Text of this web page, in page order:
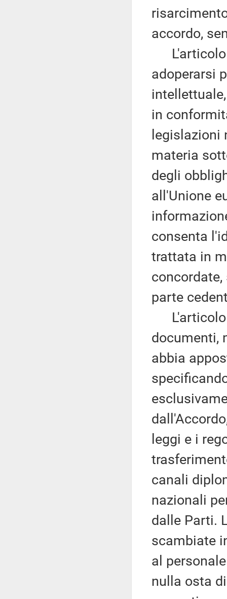
accordo,
L'articolo
adoperarsi
in
materia
degli
all'Unione
consenta
trattata in
parte
L'articolo
documenti,
abbia
leggi e i
canali
nazionali
dalle Parti.
scambiate
al
nulla osta